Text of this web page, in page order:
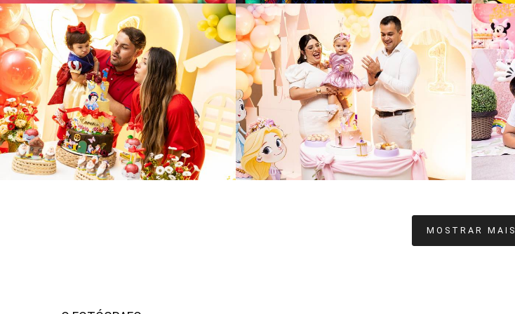
265 216 259 183
MOSTRAR MAIS